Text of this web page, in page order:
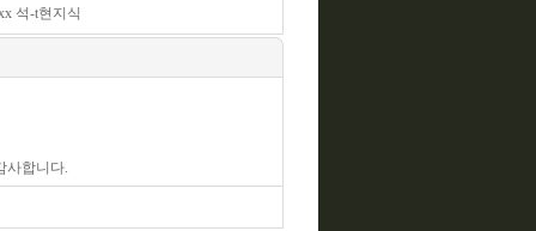
석-t현지식
사합니다.